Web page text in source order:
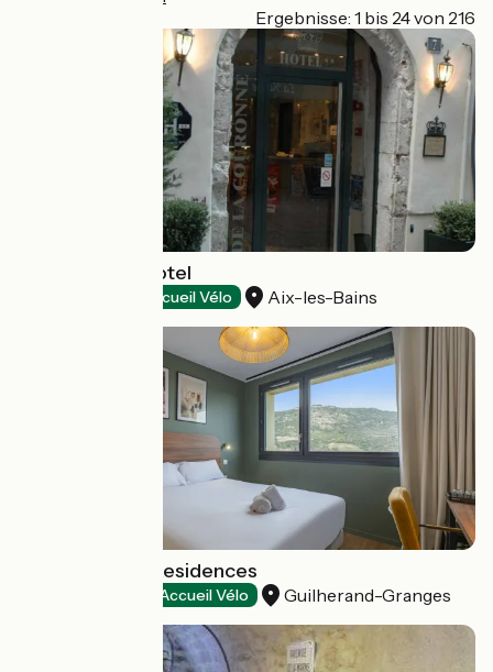
Ergebnisse: 1 bis 24 von 216
La Couronne Hotel
Accueil Vélo Aix-les-Bains
Tulip Hotels & Residences
Accueil Vélo Guilherand-Granges